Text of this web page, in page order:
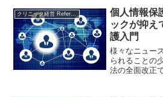
個人情報保
ックが抑え
護入門
様々なニュー
られることの
法の全面改正